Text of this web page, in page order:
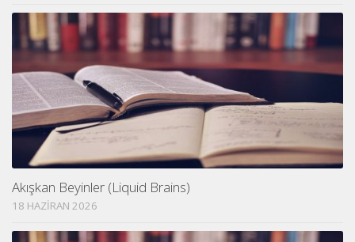
Akışkan Beyinler (Liquid Brains)
18 HAZIRAN 2026